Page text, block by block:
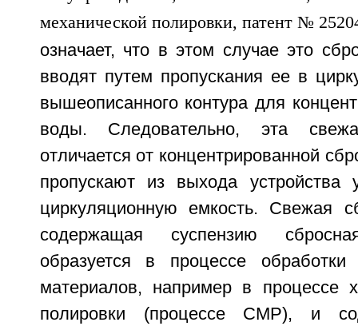
означает, что в этом случае это
вводят путем пропускания ее в
вышеописанного контура для
воды. Следовательно, эта
отличается от концентрированной
пропускают из выхода устройства
циркуляционную емкость. Свежая
содержащая суспензию
образуется в процессе обработки
материалов, например в процессе
полировки (процессе CMP), и